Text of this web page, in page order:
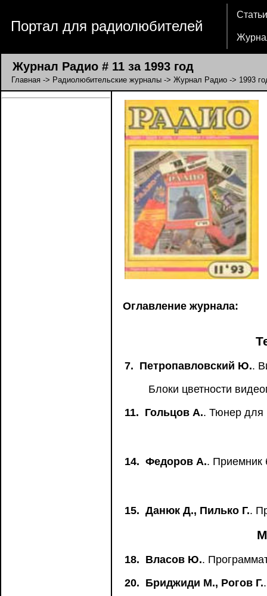
Портал для радиолюбителей
Статьи
Журнал Радио # 11 за 1993 год
Главная -> Радиолюбительские журналы -> Журнал Радио -> 1993
Оглавление журнала:
7. Петропавловский Ю..
Блоки цветности
11. Гольцов А.. Тюнер
14. Федоров А.. Приемник
15. Данюк Д., Пилько Г..
18. Власов Ю..
20. Бриджиди М., Рогов Г.